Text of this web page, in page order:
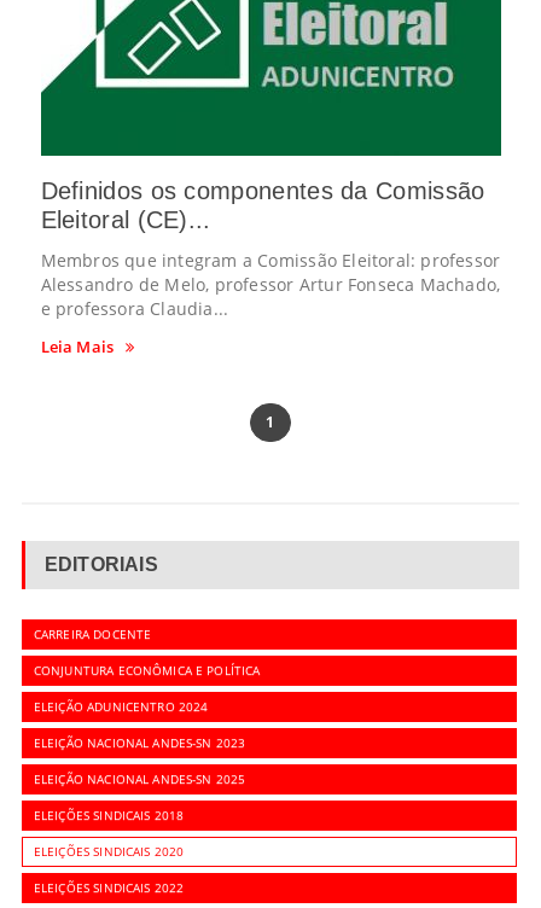
Definidos os componentes da Comissão
Eleitoral (CE)...
Membros que integram a Comissão Eleitoral: professor
Alessandro de Melo, professor Artur Fonseca Machado,
e professora Claudia...
Leia Mais
1
EDITORIAIS
CARREIRA DOCENTE
CONJUNTURA ECONÔMICA E POLÍTICA
ELEIÇÃO ADUNICENTRO 2024
ELEIÇÃO NACIONAL ANDES-SN 2023
ELEIÇÃO NACIONAL ANDES-SN 2025
ELEIÇÕES SINDICAIS 2018
ELEIÇÕES SINDICAIS 2020
ELEIÇÕES SINDICAIS 2022